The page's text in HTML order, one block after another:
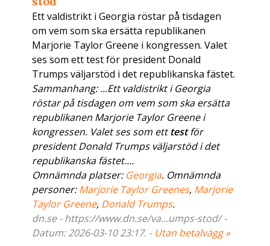
Ett valdistrikt i Georgia röstar på tisdagen
om vem som ska ersätta republikanen
Marjorie Taylor Greene i kongressen. Valet
ses som ett test för president Donald
Trumps väljarstöd i det republikanska fästet.
Sammanhang: ...Ett valdistrikt i Georgia
röstar på tisdagen om vem som ska ersätta
republikanen Marjorie Taylor Greene i
kongressen. Valet ses som etttestför
president Donald Trumps väljarstöd i det
republikanska fästet....
Omnämnda platser: Georgia. Omnämnda
personer:Marjorie Taylor Greenes, Marjorie
Taylor Greene, Donald Trumps.
dn.se - https://www.dn.se/va...umps-stod/ -
Datum: 2026-03-10 23:17. - Utan betalvägg »